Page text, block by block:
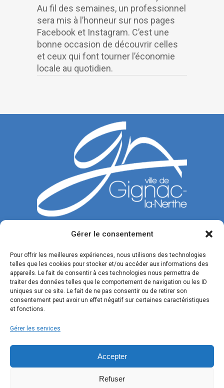
Gérer le consentement
Pour offrir les meilleures expériences, nous utilisons des technologies
telles que les cookies pour stocker et/ou accéder aux informations des
appareils. Le fait de consentir à ces technologies nous permettra de
traiter des données telles que le comportement de navigation ou les ID
uniques sur ce site. Le fait de ne pas consentir ou de retirer son
consentement peut avoir un effet négatif sur certaines caractéristiques
et fonctions.
Gérer les services
Accepter
Refuser
Au fil des semaines, un professionnel
sera mis à l’honneur sur nos pages
Facebook et Instagram. C’est une
bonne occasion de découvrir celles
et ceux qui font tourner l’économie
locale au quotidien.
CONTACTEZ-NOUS
Tél. : 04 42 77 00 00
Du lundi au jeudi : de 8h30 à 12h et de 13h30 à 17h.
Vendredi : de 8h30 à 12h et de 13h30 à 16h.
SUIVEZ-NOUS !